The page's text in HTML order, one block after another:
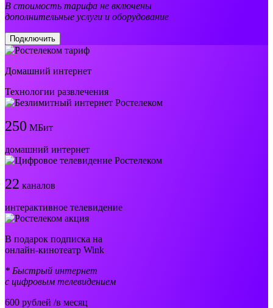
В стоимость тарифа не включены
дополнительные услуги и оборудование
Подключить
Домашний интернет
Технологии развлечения
250 МБит
домашний интернет
22 каналов
интерактивное телевидение
В подарок подписка на
онлайн-кинотеатр Wink
* Быстрый интернет
с цифровым телевидением
600 рублей /в месяц